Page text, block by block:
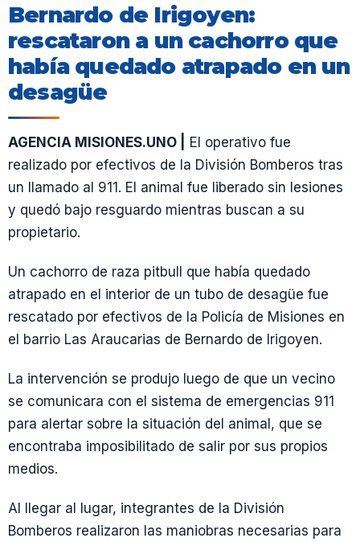
Bernardo de Irigoyen:
rescataron a un cachorro que
había quedado atrapado en un
desagüe
AGENCIA MISIONES.UNO |
El operativo fue
realizado por efectivos de la División Bomberos tras
un llamado al 911. El animal fue liberado sin lesiones
y quedó bajo resguardo mientras buscan a su
propietario.
Un cachorro de raza pitbull que había quedado
atrapado en el interior de un tubo de desagüe fue
rescatado por efectivos de la Policía de Misiones en
el barrio Las Araucarias de Bernardo de Irigoyen.
La intervención se produjo luego de que un vecino
se comunicara con el sistema de emergencias 911
para alertar sobre la situación del animal, que se
encontraba imposibilitado de salir por sus propios
medios.
Al llegar al lugar, integrantes de la División
Bomberos realizaron las maniobras necesarias para